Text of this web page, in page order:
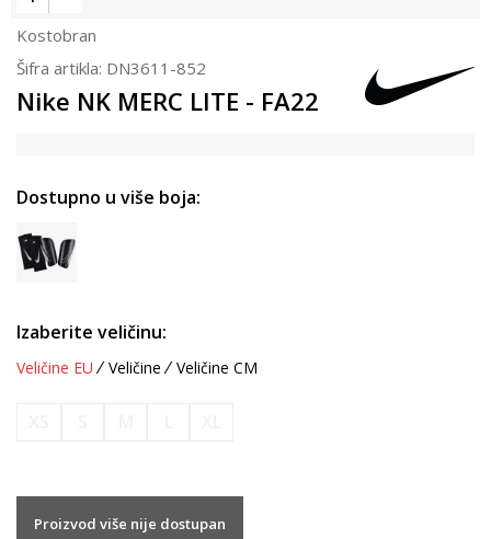
Kostobran
Šifra artikla: DN3611-852
Nike NK MERC LITE - FA22
Dostupno u više boja:
Izaberite veličinu:
Veličine EU Veličine Veličine CM
Proizvod više nije dostupan